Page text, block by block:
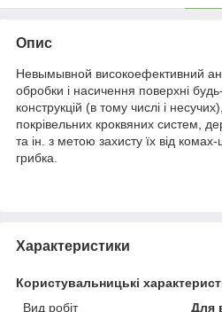
Опис
Невымывной високоефективний
обробки і насичення поверхні
конструкцій (в тому числі і
покрівельних кроквяних систем,
та ін. з метою захисту їх від комах-
грибка.
Характеристики
Користувальницькі
Вид робіт
Для